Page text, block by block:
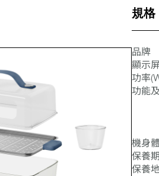
規格
品牌
顯示屏
功率
功能
機身
保養
保養